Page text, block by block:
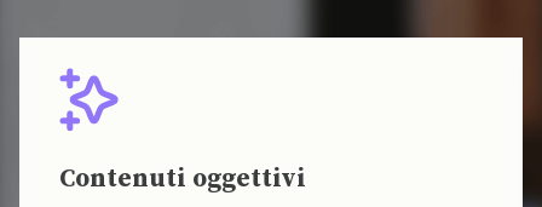
Contenuti oggettivi